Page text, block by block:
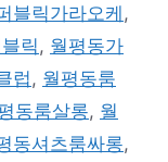
블릭가라오케,
릭 , 월평동가
럽, 월평동룸
동룸살롱, 월
동셔츠룸싸롱,